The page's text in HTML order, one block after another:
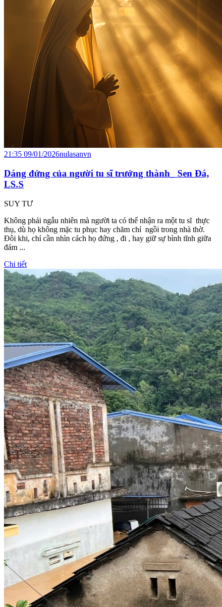
21:35 09/01/2026nulasanvn
Dáng đứng của người tu sĩ trưởng thành_ Sen Đá,
LS.S
SUY TƯ
Không phải ngẫu nhiên mà người ta có thể nhận ra một tu sĩ thực
thụ, dù họ không mặc tu phục hay chăm chỉ ngồi trong nhà thờ.
Đôi khi, chỉ cần nhìn cách họ đứng , đi , hay giữ sự bình tĩnh giữa
đám ...
Chi tiết